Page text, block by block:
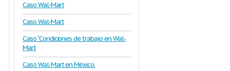
Caso Wal-Mart
Caso Wal-Mart
Caso “Condiciones de trabajo en Wal-
Mart
Caso Wal-Mart en México.